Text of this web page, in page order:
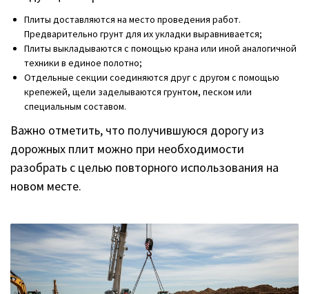
Плиты доставляются на место проведения работ.
Предварительно грунт для их укладки выравнивается;
Плиты выкладываются с помощью крана или иной аналогичной
техники в единое полотно;
Отдельные секции соединяются друг с другом с помощью
крепежей, щели заделываются грунтом, песком или
специальным составом.
Важно отметить, что получившуюся дорогу из
дорожных плит можно при необходимости
разобрать с целью повторного использования на
новом месте.